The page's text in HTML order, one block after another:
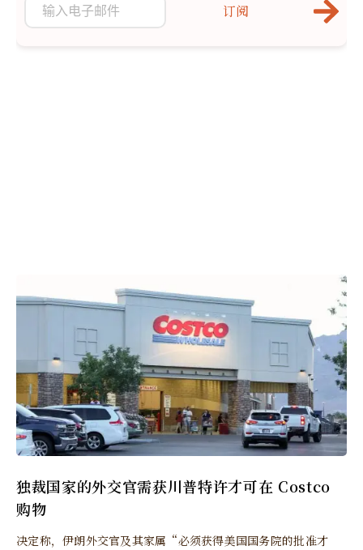
独裁国家的外交官需获川普特许才可在 Costco
购物
决定称，伊朗外交官及其家属“必须获得美国国务院的批准才
订阅